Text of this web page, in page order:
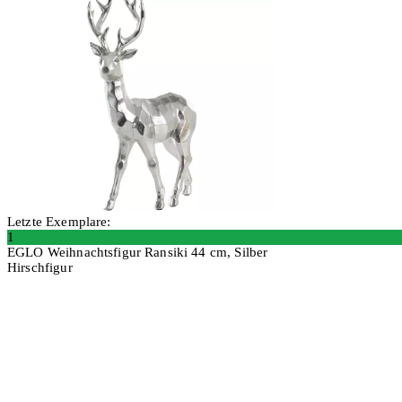
Letzte Exemplare:
1
EGLO Weihnachtsfigur Ransiki 44 cm, Silber
Hirschfigur